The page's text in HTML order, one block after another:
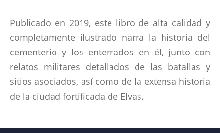
Publicado en 2019, este libro de alta calidad y
completamente ilustrado narra la historia del
cementerio y los enterrados en él, junto con
relatos militares detallados de las batallas y
sitios asociados, así como de la extensa historia
de la ciudad fortificada de Elvas.